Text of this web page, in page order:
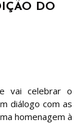
DO
vai celebrar o
diálogo com as
homenagem à